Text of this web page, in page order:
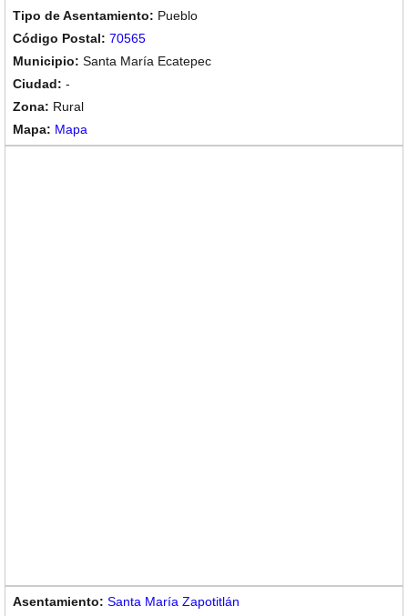
Pueblo
70565
Santa María Ecatepec
-
Rural
Mapa
Santa María Zapotitlán